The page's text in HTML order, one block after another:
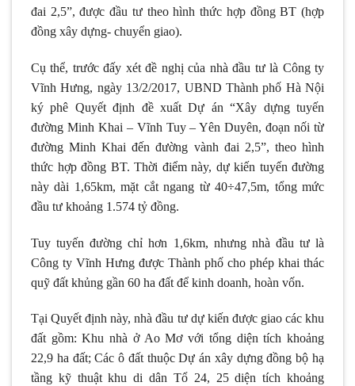
đai 2,5”, được đầu tư theo hình thức hợp đồng BT (hợp
đồng xây dựng- chuyển giao).
Cụ thể, trước đấy xét đề nghị của nhà đầu tư là Công ty
Vĩnh Hưng, ngày 13/2/2017, UBND Thành phố Hà Nội
ký phê Quyết định đề xuất Dự án “Xây dựng tuyến
đường Minh Khai – Vĩnh Tuy – Yên Duyên, đoạn nối từ
đường Minh Khai đến đường vành đai 2,5”, theo hình
thức hợp đồng BT. Thời điểm này, dự kiến tuyến đường
này dài 1,65km, mặt cắt ngang từ 40÷47,5m, tổng mức
đầu tư khoảng 1.574 tỷ đồng.
Tuy tuyến đường chỉ hơn 1,6km, nhưng nhà đầu tư là
Công ty Vĩnh Hưng được Thành phố cho phép khai thác
quỹ đất khủng gần 60 ha đất để kinh doanh, hoàn vốn.
Tại Quyết định này, nhà đầu tư dự kiến được giao các khu
đất gồm: Khu nhà ở Ao Mơ với tổng diện tích khoảng
22,9 ha đất; Các ô đất thuộc Dự án xây dựng đồng bộ hạ
tầng kỹ thuật khu di dân Tổ 24, 25 diện tích khoảng